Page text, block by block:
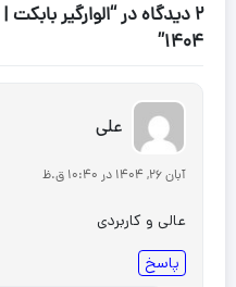
2 دیدگاه در “الوارگیر
1404”
علی
آبان 26, 1404 در 10:40 ق.ظ
عالی و کاربردی
پاسخ